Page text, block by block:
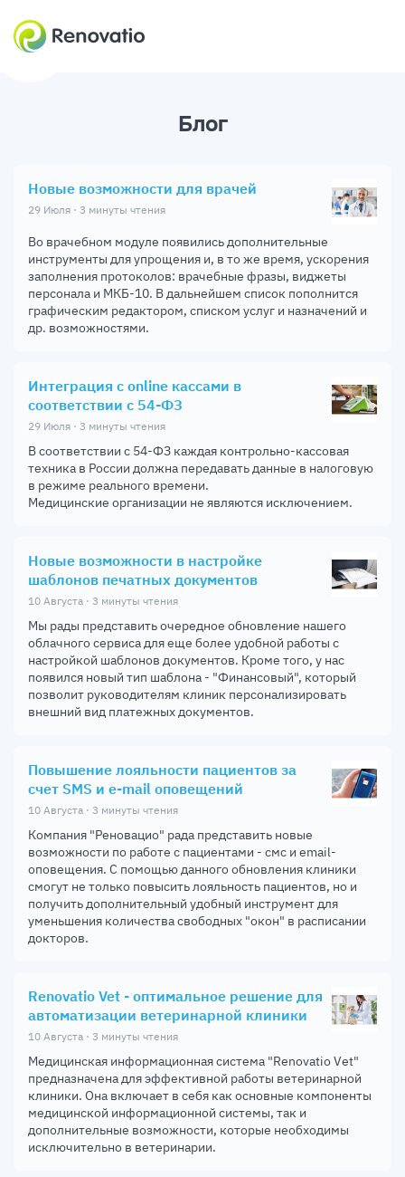
Блог
Новые возможности для врачей
29 Июля · 3 минуты чтения
Во врачебном модуле появились дополнительные
инструменты для упрощения и, в то же время, ускорения
заполнения протоколов: врачебные фразы, виджеты
персонала и МКБ-10. В дальнейшем список пополнится
графическим редактором, списком услуг и назначений и
др. возможностями.
Интеграция с online кассами в
соответствии с 54-ФЗ
29 Июля · 3 минуты чтения
В соответствии с 54-ФЗ каждая контрольно-кассовая
техника в России должна передавать данные в налоговую
в режиме реального времени.
Медицинские организации не являются исключением.
Новые возможности в настройке
шаблонов печатных документов
10 Августа · 3 минуты чтения
Мы рады представить очередное обновление нашего
облачного сервиса для еще более удобной работы с
настройкой шаблонов документов. Кроме того, у нас
появился новый тип шаблона - "Финансовый", который
позволит руководителям клиник персонализировать
внешний вид платежных документов.
Повышение лояльности пациентов за
счет SMS и e-mail оповещений
10 Августа · 3 минуты чтения
Компания "Реновацио" рада представить новые
возможности по работе с пациентами - смс и email-
оповещения. С помощью данного обновления клиники
смогут не только повысить лояльность пациентов, но и
получить дополнительный удобный инструмент для
уменьшения количества свободных "окон" в расписании
докторов.
Renovatio Vet - оптимальное решение для
автоматизации ветеринарной клиники
10 Августа · 3 минуты чтения
Медицинская информационная система "Renovatio Vet"
предназначена для эффективной работы ветеринарной
клиники. Она включает в себя как основные компоненты
медицинской информационной системы, так и
дополнительные возможности, которые необходимы
исключительно в ветеринарии.